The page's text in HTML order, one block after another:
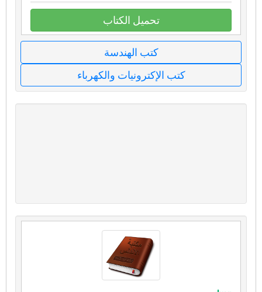
تحميل الكتاب
كتب الهندسة
كتب الإكترونيات والكهرباء